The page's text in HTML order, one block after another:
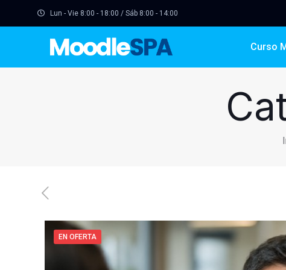
Lun - Vie 8:00 - 18:00 / Sáb 8:00 - 14:00
Curso
EN OFERTA